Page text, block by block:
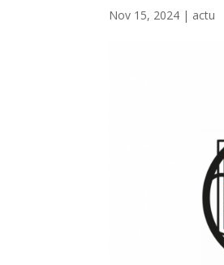
Nov 15, 2024 | actu